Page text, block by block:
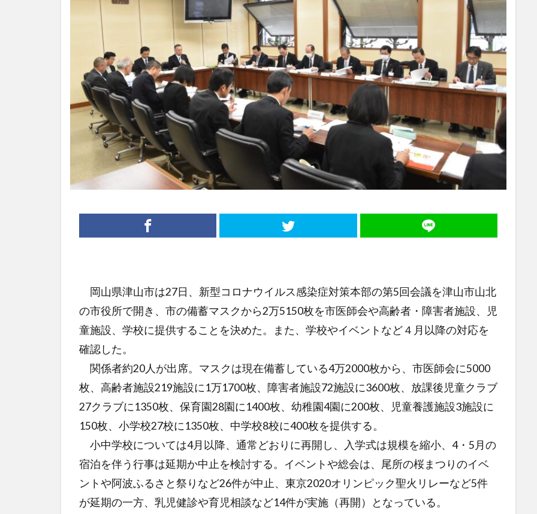
岡山県津山市は27日、新型コロナウイルス感染症対策本部の第5回会議を津山市山北
の市役所で開き、市の備蓄マスクから2万5150枚を市医師会や高齢者・障害者施設、児
童施設、学校に提供することを決めた。また、学校やイベントなど４月以降の対応を
確認した。
関係者約20人が出席。マスクは現在備蓄している4万2000枚から、市医師会に5000
枚、高齢者施設219施設に1万1700枚、障害者施設72施設に3600枚、放課後児童クラブ
27クラブに1350枚、保育園28園に1400枚、幼稚園4園に200枚、児童養護施設3施設に
150枚、小学校27校に1350枚、中学校8校に400枚を提供する。
小中学校については4月以降、通常どおりに再開し、入学式は規模を縮小、4・5月の
宿泊を伴う行事は延期か中止を検討する。イベントや総会は、尾所の桜まつりのイベ
ントや阿波ふるさと祭りなど26件が中止、東京2020オリンピック聖火リレーなど5件
が延期の一方、乳児健診や育児相談など14件が実施（再開）となっている。